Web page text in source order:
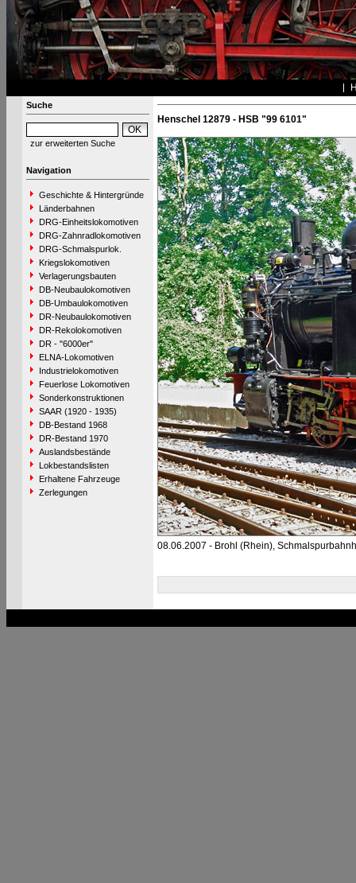
Suche
zur erweiterten Suche
Navigation
Geschichte & Hintergründe
Länderbahnen
DRG-Einheitslokomotiven
DRG-Zahnradlokomotiven
DRG-Schmalspurlok.
Kriegslokomotiven
Verlagerungsbauten
DB-Neubaulokomotiven
DB-Umbaulokomotiven
DR-Neubaulokomotiven
DR-Rekolokomotiven
DR - "6000er"
ELNA-Lokomotiven
Industrielokomotiven
Feuerlose Lokomotiven
Sonderkonstruktionen
SAAR (1920 - 1935)
DB-Bestand 1968
DR-Bestand 1970
Auslandsbestände
Lokbestandslisten
Erhaltene Fahrzeuge
Zerlegungen
Henschel 12879 - HSB "99 6101"
08.06.2007 - Brohl (Rhein),